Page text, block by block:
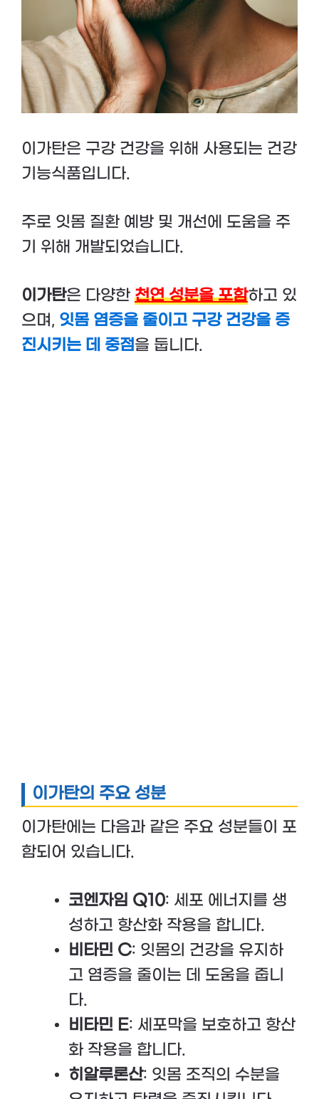
이가탄은 구강 건강을 위해 사용되는 건강
기능식품입니다.
주로 잇몸 질환 예방 및 개선에 도움을 주
기 위해 개발되었습니다.
이가탄은 다양한 천연 성분을 포함하고 있
으며, 잇몸 염증을 줄이고 구강 건강을 증
진시키는 데 중점을 둡니다.
이가탄의 주요 성분
이가탄에는 다음과 같은 주요 성분들이 포
함되어 있습니다.
코엔자임 Q10: 세포 에너지를 생
성하고 항산화 작용을 합니다.
비타민 C: 잇몸의 건강을 유지하
고 염증을 줄이는 데 도움을 줍니
다.
비타민 E: 세포막을 보호하고 항산
화 작용을 합니다.
히알루론산: 잇몸 조직의 수분을